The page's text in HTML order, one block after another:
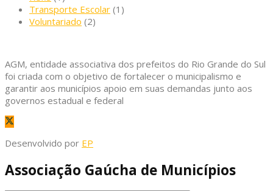
Transporte Escolar (1)
Voluntariado (2)
AGM, entidade associativa dos prefeitos do Rio Grande do Sul
foi criada com o objetivo de fortalecer o municipalismo e
garantir aos municípios apoio em suas demandas junto aos
governos estadual e federal
Desenvolvido por EP
Associação Gaúcha de Municípios